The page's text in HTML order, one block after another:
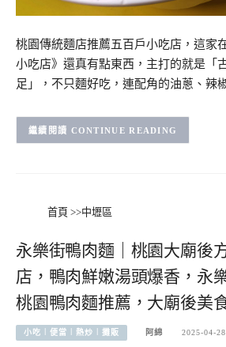
桃園傳統麵店推薦五百戶小吃店，這家
小吃店》還真有點東西，主打的就是「
足」，不只麵好吃，連配角的油蔥、辣
CONTINUE READING
首頁 >>中壢區
永樂街鴨肉麵｜桃園大廟後
店，鴨肉鮮嫩湯頭爆香，永
桃園鴨肉麵推薦，大廟後美
小吃︱便當︱熱炒︱攤販 阿綿 2025-04-28